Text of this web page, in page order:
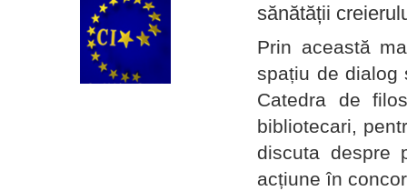
sănătății
Prin această
spațiu de dialog
Catedra de
bibliotecari,
discuta despre
acțiune în